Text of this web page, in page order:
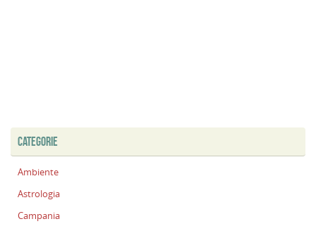
CATEGORIE
Ambiente
Astrologia
Campania